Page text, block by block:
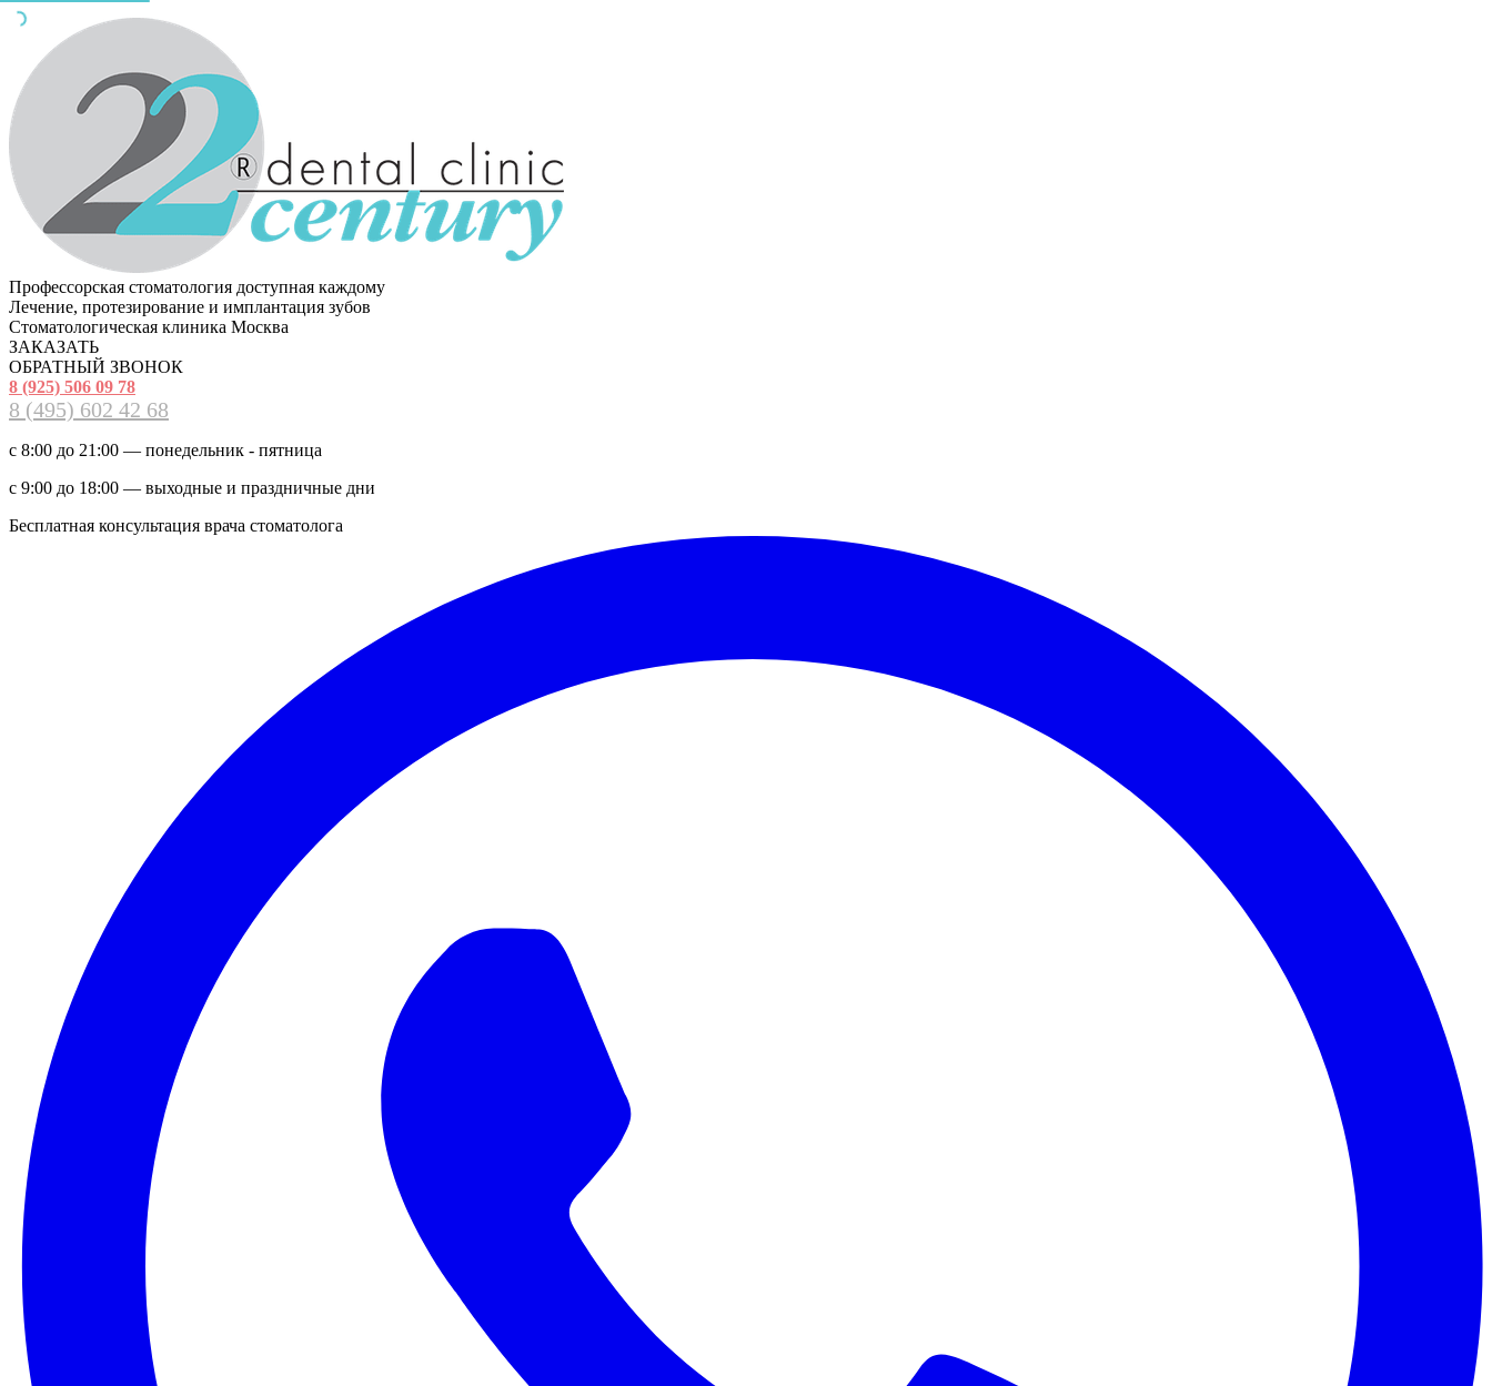
Профессорская стоматология доступная каждому
Лечение, протезирование и имплантация зубов
Стоматологическая клиника Москва
ЗАКАЗАТЬ
ОБРАТНЫЙ ЗВОНОК
8 (925) 506 09 78
8 (495) 602 42 68
с 8:00 до 21:00 — понедельник - пятница
с 9:00 до 18:00 — выходные и праздничные дни
Бесплатная консультация врача стоматолога